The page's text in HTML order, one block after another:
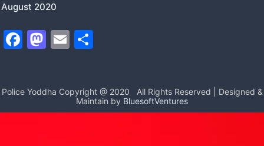
August 2020
F
e
b
M
o
d
E
l
e
Police Yoddha Copyright @ 2020
All Rights Reserved | Designed &
Maintain by BluesoftVentures